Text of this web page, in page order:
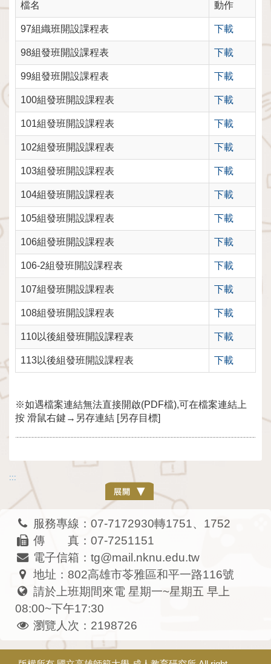
檔名 動作
97組織班開設課程表 下載
98組發班開設課程表 下載
99組發班開設課程表 下載
100組發班開設課程表 下載
101組發班開設課程表 下載
102組發班開設課程表 下載
103組發班開設課程表 下載
104組發班開設課程表 下載
105組發班開設課程表 下載
106組發班開設課程表 下載
106-2組發班開設課程表 下載
107組發班開設課程表 下載
108組發班開設課程表 下載
110以後組發班開設課程表 下載
113以後組發班開設課程表 下載
※如遇檔案連結無法直接開啟(PDF檔),可在檔案連結上
按 滑鼠右鍵→另存連結 [另存目標]
:::
服務專線：07-7172930轉1751、1752
傳 真：07-7251151
電子信箱：tg@mail.nknu.edu.tw
地址：802高雄市苓雅區和平一路116號
請於上班期間來電 星期一~星期五 早上
08:00~下午17:30
瀏覽人次：2198726